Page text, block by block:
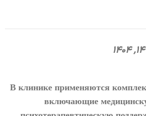
В клинике применяются
включающие